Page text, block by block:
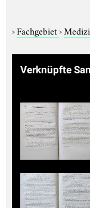
›Fachgebiet›
Verknüpfte